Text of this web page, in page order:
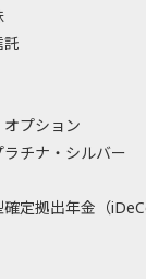
託
プション
ラチナ・シルバー
定拠出年金（